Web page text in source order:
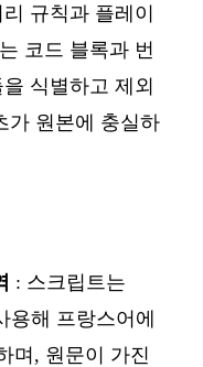
규칙과 플레이
코드 블록과 번
식별하고 제외
가 원본에 충실하
: 스크립트는
용해 프랑스어에
며, 원문이 가진